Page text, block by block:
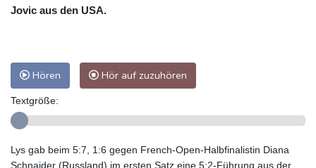
Jovic aus den USA.
Hören Hör auf zuzuhören
Textgröße:
Lys gab beim 5:7, 1:6 gegen French-Open-Halbfinalistin Diana
Schnaider (Russland) im ersten Satz eine 5:2-Führung aus der